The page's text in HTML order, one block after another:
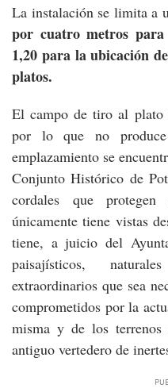
La instalación se limita a
por cuatro metros
1,20 para la ubicación
platos.
El campo de tiro al plato
por lo que no
emplazamiento se
Conjunto Histórico de
cordales que
únicamente tiene vistas
tiene, a juicio del
paisajísticos,
extraordinarios que sea
comprometidos por la
misma y de los terrenos
antiguo vertedero de